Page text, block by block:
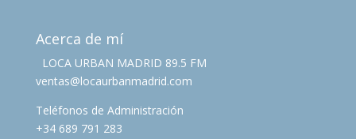
Acerca de mí
LOCA URBAN MADRID 89.5 FM
ventas@locaurbanmadrid.com
Teléfonos de Administración
+34 689 791 283